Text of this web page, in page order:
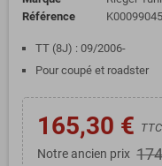
Référence
K00099045
TT (8J) : 09/2006-
Pour coupé et roadster
165,30 € TTC
Notre ancien prix